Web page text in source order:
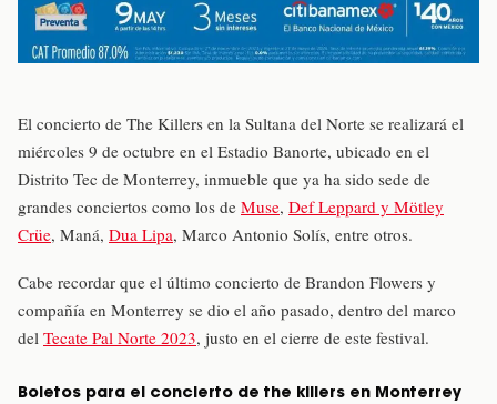
El concierto de The Killers en la Sultana del Norte se realizará el
miércoles 9 de octubre en el Estadio Banorte, ubicado en el
Distrito Tec de Monterrey, inmueble que ya ha sido sede de
grandes conciertos como los de Muse, Def Leppard y Mötley
Crüe, Maná, Dua Lipa, Marco Antonio Solís, entre otros.
Cabe recordar que el último concierto de Brandon Flowers y
compañía en Monterrey se dio el año pasado, dentro del marco
del Tecate Pal Norte 2023, justo en el cierre de este festival.
Boletos para el concierto de the killers en Monterrey